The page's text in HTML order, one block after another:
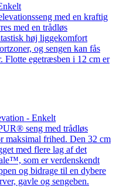
med en kraftig
med en trådløs
høj liggekomfort
og sengen kan fås
Flotte egetræsben i 12 cm er
- Enkelt
seng med trådløs
maksimal frihed. Den 32 cm
med flere lag af det
som er verdenskendt
og bidrage til en dybere
gavle og sengeben.